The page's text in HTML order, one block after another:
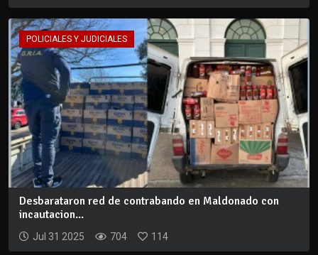
POLICIALES Y JUDICIALES
Desbarataron red de contrabando en Maldonado con
incautacion...
Jul 31 2025 704 114